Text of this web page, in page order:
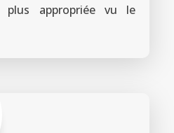
plus appropriée vu le